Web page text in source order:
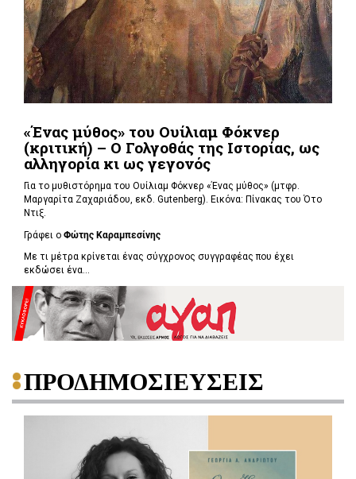
«Ένας μύθος» του Ουίλιαμ Φόκνερ
(κριτική) – Ο Γολγοθάς της Ιστορίας, ως
αλληγορία κι ως γεγονός
Για το μυθιστόρημα του Ουίλιαμ Φόκνερ «Ένας μύθος» (μτφρ.
Μαργαρίτα Ζαχαριάδου, εκδ. Gutenberg). Εικόνα: Πίνακας του Ότο
Ντιξ.
Γράφει ο Φώτης Καραμπεσίνης
Με τι μέτρα κρίνεται ένας σύγχρονος συγγραφέας που έχει
εκδώσει ένα...
ΠΡΟΔΗΜΟΣΙΕΥΣΕΙΣ